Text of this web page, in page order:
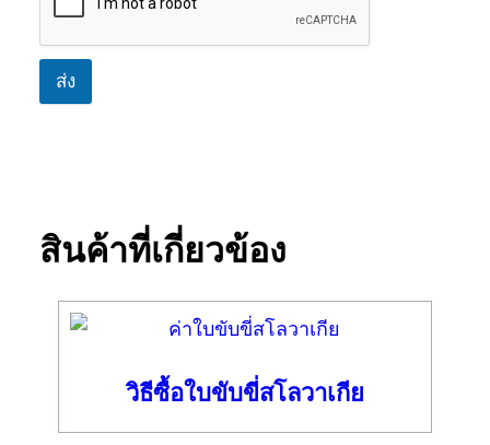
ส่ง
สินค้าที่เกี่ยวข้อง
วิธีซื้อใบขับขี่สโลวาเกีย